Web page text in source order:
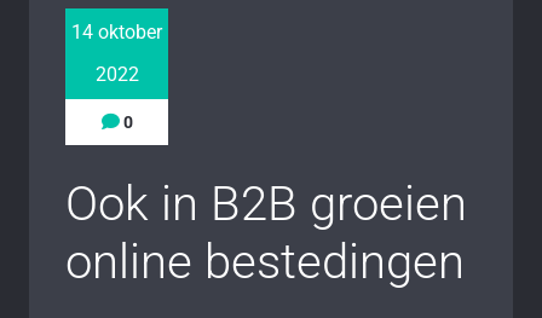
14 oktober
2022
0
Ook in B2B groeien
online bestedingen